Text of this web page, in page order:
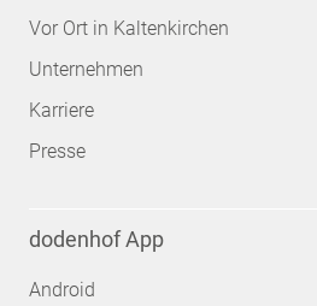
Vor Ort in Kaltenkirchen
Unternehmen
Karriere
Presse
dodenhof App
Android